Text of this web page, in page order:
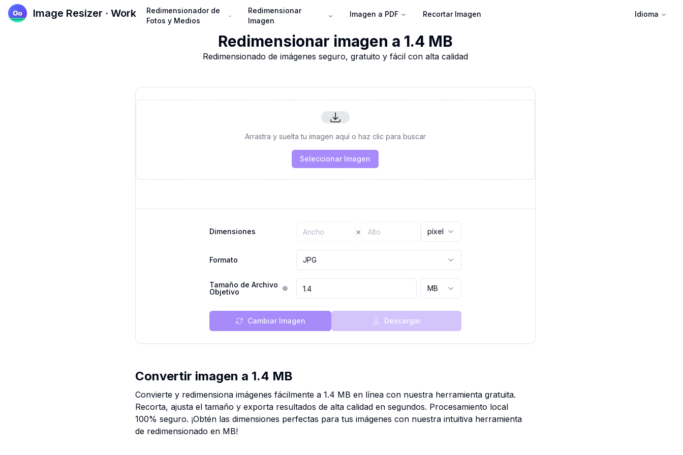
Image Resizer · Work
Redimensionador de
Fotos y Medios
Redimensionar
Imagen
Imagen a PDF Recortar Imagen Idioma
Redimensionar imagen a 1.4 MB
Redimensionado de imágenes seguro, gratuito y fácil con alta calidad
Arrastra y suelta tu imagen aquí o haz clic para buscar
Seleccionar Imagen
Dimensiones × píxel
Formato JPG
Tamaño de Archivo
Objetivo
MB
Cambiar Imagen Descargar
Convertir imagen a 1.4 MB
Convierte y redimensiona imágenes fácilmente a 1.4 MB en línea con nuestra herramienta gratuita.
Recorta, ajusta el tamaño y exporta resultados de alta calidad en segundos. Procesamiento local
100% seguro. ¡Obtén las dimensiones perfectas para tus imágenes con nuestra intuitiva herramienta
de redimensionado en MB!